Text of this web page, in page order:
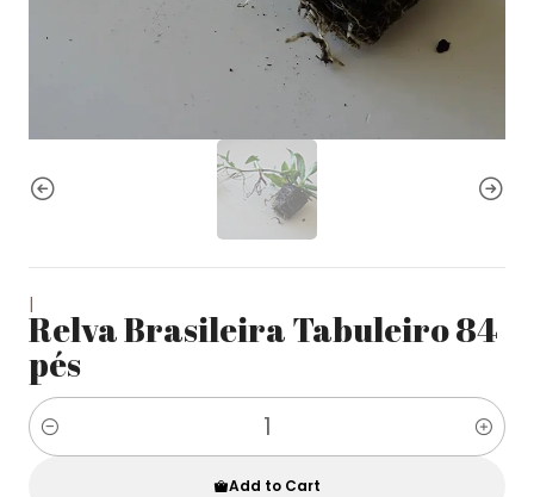
|
Relva Brasileira Tabuleiro 84
pés
Quantity
Add to Cart